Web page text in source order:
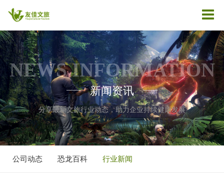
NEWS INFORMATION
—— 新闻资讯 ——
分享最新文旅行业动态，助力企业持续健康发展
公司动态 恐龙百科 行业新闻